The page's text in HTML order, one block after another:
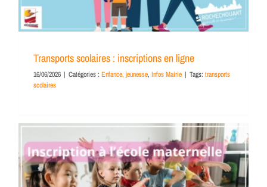
Transports scolaires : inscriptions en ligne
16/06/2026 | Catégories : Enfance, jeunesse, Infos Mairie | Tags: transports
scolaires